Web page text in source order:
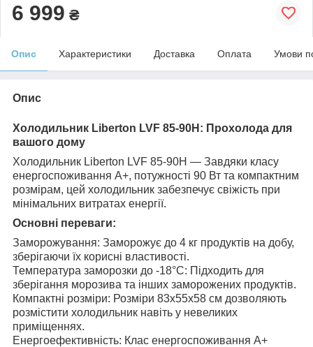
6 999 ₴
Опис Характеристики Доставка Оплата Умови
Опис
Холодильник Liberton LVF 85-90H: Прохолода для
вашого дому
Холодильник Liberton LVF 85-90H — Завдяки класу
енергоспоживання A+, потужності 90 Вт та компактним
розмірам, цей холодильник забезпечує свіжість при
мінімальних витратах енергії.
Основні переваги:
Заморожування: Заморожує до 4 кг продуктів на добу,
зберігаючи їх корисні властивості.
Температура заморозки до -18°C: Підходить для
зберігання морозива та інших заморожених продуктів.
Компактні розміри: Розміри 83x55x58 см дозволяють
розмістити холодильник навіть у невеликих
приміщеннях.
Енергоефективність: Клас енергоспоживання A+